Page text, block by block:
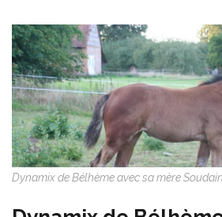
Dynamix de Bélhème avec sa mère